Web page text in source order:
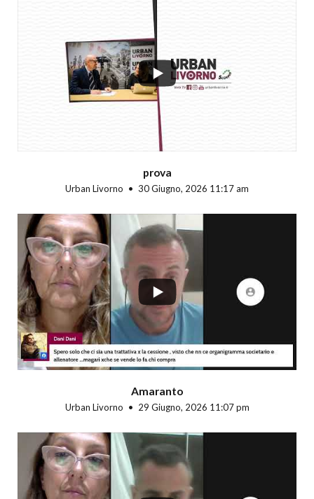
prova
Urban Livorno 30 Giugno, 2026 11:17 am
Amaranto
Urban Livorno 29 Giugno, 2026 11:07 pm